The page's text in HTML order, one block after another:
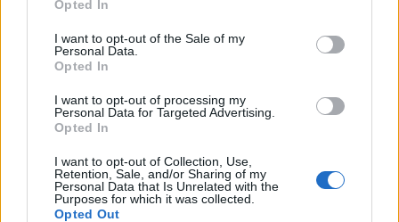
use your data for below specified purposes in below Google
consent section.
Opted In
I want to opt-out of the Sale of my
Personal Data.
Opted In
I want to opt-out of processing my
Personal Data for Targeted Advertising.
Opted In
I want to opt-out of Collection, Use,
Retention, Sale, and/or Sharing of my
Personal Data that Is Unrelated with the
Purposes for which it was collected.
Opted Out
64bit
(G73SW)
Asus RoG G53JW/G73JW
Επεξεργαστής: Επιλογή για 1ης γενιάς Intel Core
i3/i5/i7